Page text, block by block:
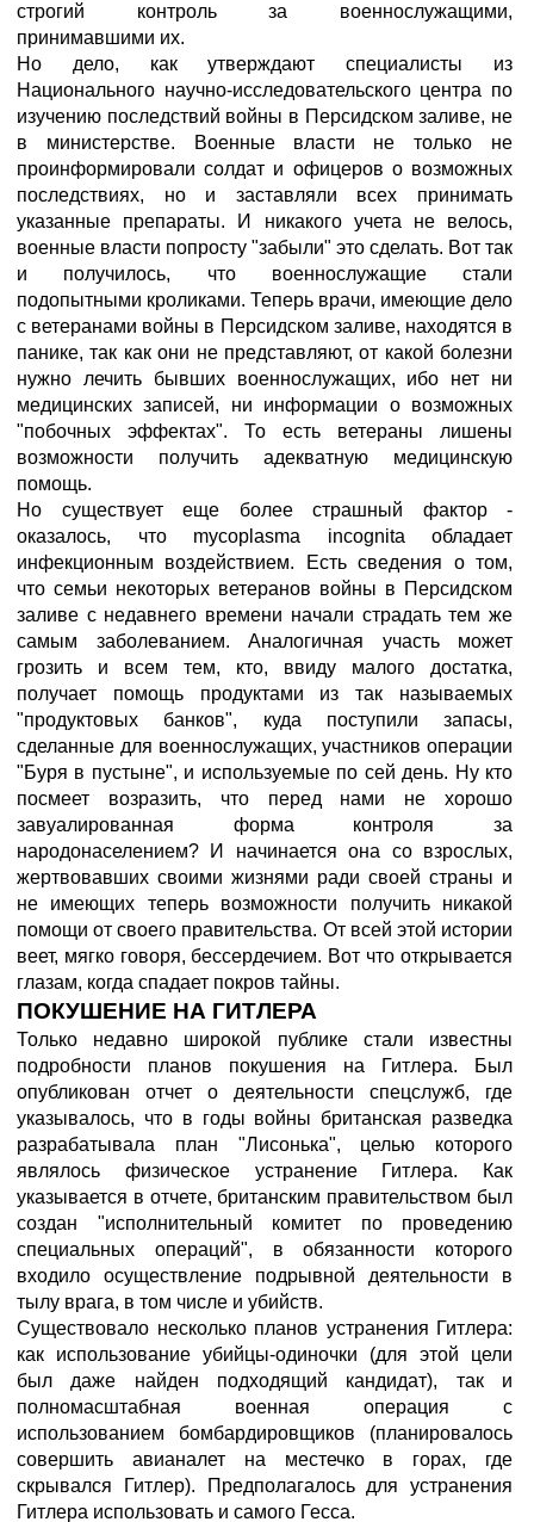
строгий контроль за военнослужащими,
принимавшими их.
Но дело, как утверждают специалисты из
Национального научно-исследовательского центра по
изучению последствий войны в Персидском заливе, не
в министерстве. Военные власти не только не
проинформировали солдат и офицеров о возможных
последствиях, но и заставляли всех принимать
указанные препараты. И никакого учета не велось,
военные власти попросту "забыли" это сделать. Вот так
и получилось, что военнослужащие стали
подопытными кроликами. Теперь врачи, имеющие дело
с ветеранами войны в Персидском заливе, находятся в
панике, так как они не представляют, от какой болезни
нужно лечить бывших военнослужащих, ибо нет ни
медицинских записей, ни информации о возможных
"побочных эффектах". То есть ветераны лишены
возможности получить адекватную медицинскую
помощь.
Но существует еще более страшный фактор -
оказалось, что mycoplasma incognita обладает
инфекционным воздействием. Есть сведения о том,
что семьи некоторых ветеранов войны в Персидском
заливе с недавнего времени начали страдать тем же
самым заболеванием. Аналогичная участь может
грозить и всем тем, кто, ввиду малого достатка,
получает помощь продуктами из так называемых
"продуктовых банков", куда поступили запасы,
сделанные для военнослужащих, участников операции
"Буря в пустыне", и используемые по сей день. Ну кто
посмеет возразить, что перед нами не хорошо
завуалированная форма контроля за
народонаселением? И начинается она со взрослых,
жертвовавших своими жизнями ради своей страны и
не имеющих теперь возможности получить никакой
помощи от своего правительства. От всей этой истории
веет, мягко говоря, бессердечием. Вот что открывается
глазам, когда спадает покров тайны.
ПОКУШЕНИЕ НА ГИТЛЕРА
Только недавно широкой публике стали известны
подробности планов покушения на Гитлера. Был
опубликован отчет о деятельности спецслужб, где
указывалось, что в годы войны британская разведка
разрабатывала план "Лисонька", целью которого
являлось физическое устранение Гитлера. Как
указывается в отчете, британским правительством был
создан "исполнительный комитет по проведению
специальных операций", в обязанности которого
входило осуществление подрывной деятельности в
тылу врага, в том числе и убийств.
Существовало несколько планов устранения Гитлера:
как использование убийцы-одиночки (для этой цели
был даже найден подходящий кандидат), так и
полномасштабная военная операция с
использованием бомбардировщиков (планировалось
совершить авианалет на местечко в горах, где
скрывался Гитлер). Предполагалось для устранения
Гитлера использовать и самого Гесса.